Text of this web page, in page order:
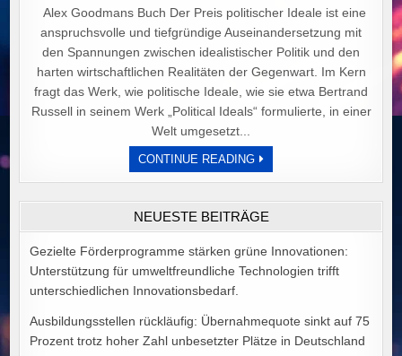
Alex Goodmans Buch Der Preis politischer Ideale ist eine
anspruchsvolle und tiefgründige Auseinandersetzung mit
den Spannungen zwischen idealistischer Politik und den
harten wirtschaftlichen Realitäten der Gegenwart. Im Kern
fragt das Werk, wie politische Ideale, wie sie etwa Bertrand
Russell in seinem Werk „Political Ideals“ formulierte, in einer
Welt umgesetzt...
CONTINUE READINGDER
PREIS
POLITISCHER
VON
ALEX
NEUESTE BEITRÄGE
Gezielte Förderprogramme stärken grüne Innovationen:
Unterstützung für umweltfreundliche Technologien trifft
unterschiedlichen Innovationsbedarf.
Ausbildungsstellen rückläufig: Übernahmequote sinkt auf 75
Prozent trotz hoher Zahl unbesetzter Plätze in Deutschland